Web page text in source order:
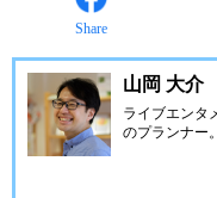
Share
山岡 大介
ライブエンタ
のプランナー。